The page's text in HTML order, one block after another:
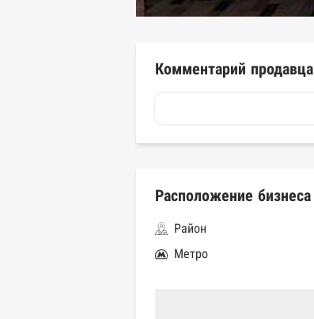
Комментарий продавца
Расположение бизнеса
Район
Метро